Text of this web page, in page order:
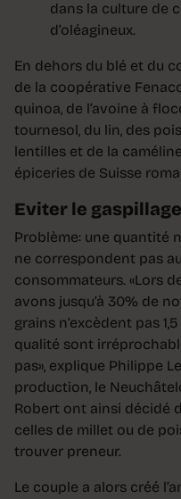
dans la culture de
d’oléagineux.
En dehors du blé et du
de la coopérative
quinoa, de l’avoine à
tournesol, du lin, des
lentilles et de la
épiceries de Suisse
Eviter le gaspillage
Problème: une quantité
ne correspondent pas
consommateurs. «Lors
avons jusqu’à 30% de
grains n’excèdent pas
qualité sont
pas», explique Philippe
production, le
Robert ont ainsi décidé
celles de millet ou de
trouver preneur.
Le couple a alors créé